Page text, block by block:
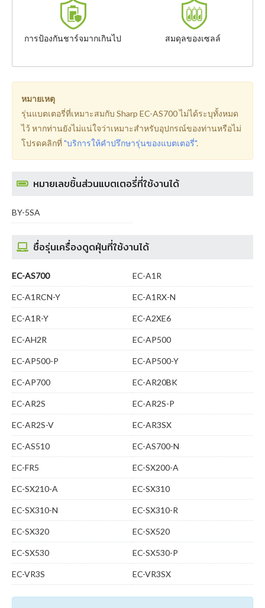
การป้องกันชาร์จมากเกินไป สมดุลของเซลล์
หมายเหตุ
รุ่นแบตเตอรี่ที่เหมาะสมกับ Sharp EC-AS700 ไม่ได้ระบุทั้งหมด
ไว้ หากท่านยังไม่แน่ใจว่าเหมาะสำหรับอุปกรณ์ของท่านหรือไม่
โปรดคลิกที่"บริการให้คำปรึกษารุ่นของแบตเตอรี่".
หมายเลขชิ้นส่วนแบตเตอรี่ที่ใช้งานได้
BY-5SA
ชื่อรุ่นเครื่องดูดฝุ่นที่ใช้งานได้
EC-AS700 EC-A1R
EC-A1RCN-Y EC-A1RX-N
EC-A1R-Y EC-A2XE6
EC-AH2R EC-AP500
EC-AP500-P EC-AP500-Y
EC-AP700 EC-AR20BK
EC-AR2S EC-AR2S-P
EC-AR2S-V EC-AR3SX
EC-AS510 EC-AS700-N
EC-FR5 EC-SX200-A
EC-SX210-A EC-SX310
EC-SX310-N EC-SX310-R
EC-SX320 EC-SX520
EC-SX530 EC-SX530-P
EC-VR3S EC-VR3SX